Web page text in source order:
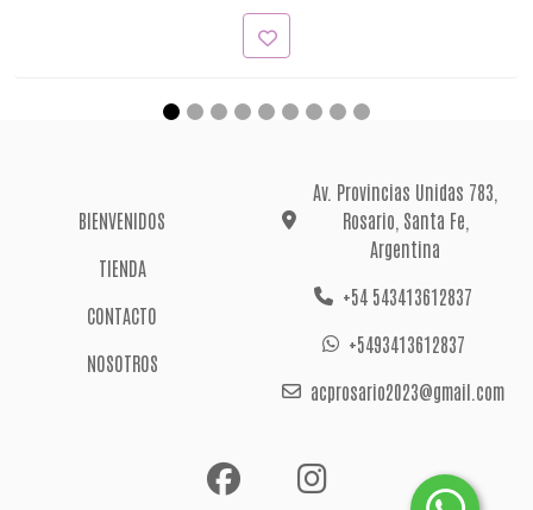
BIENVENIDOS
TIENDA
CONTACTO
NOSOTROS
Av. Provincias Unidas 783,
Rosario, Santa Fe,
Argentina
+54 543413612837
+5493413612837
acprosario2023@gmail.com